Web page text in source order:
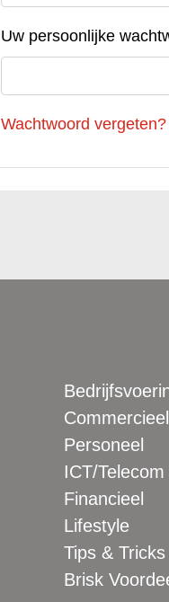
Uw persoonlijke
Wachtwoord vergeten?
Commercieel
Personeel
ICT/Telecom
Financieel
Lifestyle
Tips & Tricks
Brisk